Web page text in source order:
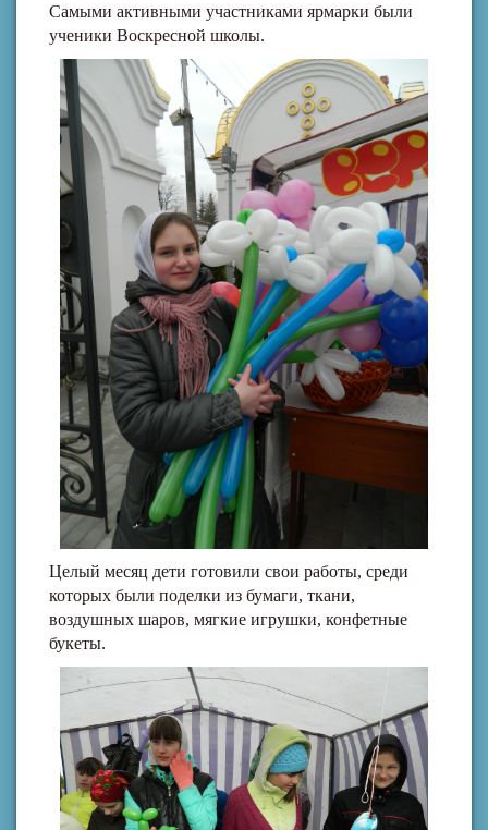
Самыми активными участниками ярмарки были
ученики Воскресной школы.
Целый месяц дети готовили свои работы, среди
которых были поделки из бумаги, ткани,
воздушных шаров, мягкие игрушки, конфетные
букеты.